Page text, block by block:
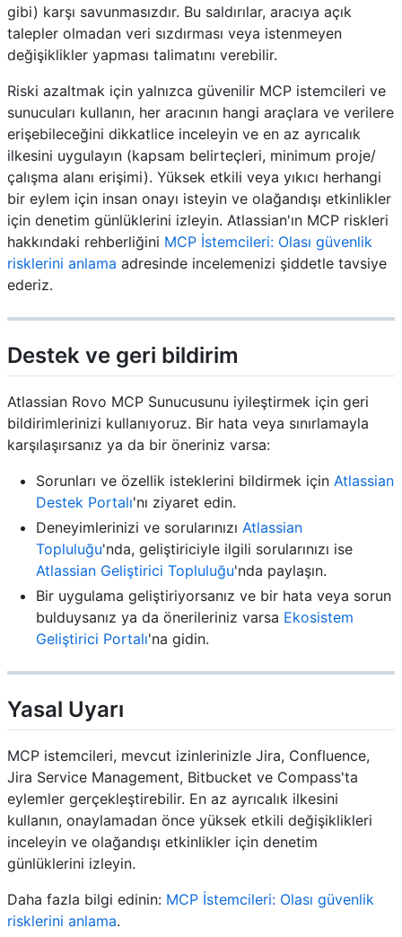
gibi) karşı savunmasızdır. Bu saldırılar, aracıya açık
talepler olmadan veri sızdırması veya istenmeyen
değişiklikler yapması talimatını verebilir.
Riski azaltmak için yalnızca güvenilir MCP istemcileri ve
sunucuları kullanın, her aracının hangi araçlara ve verilere
erişebileceğini dikkatlice inceleyin ve en az ayrıcalık
ilkesini uygulayın (kapsam belirteçleri, minimum proje/
çalışma alanı erişimi). Yüksek etkili veya yıkıcı herhangi
bir eylem için insan onayı isteyin ve olağandışı etkinlikler
için denetim günlüklerini izleyin. Atlassian'ın MCP riskleri
hakkındaki rehberliğini MCP İstemcileri: Olası güvenlik
risklerini anlama adresinde incelemenizi şiddetle tavsiye
ederiz.
Destek ve geri bildirim
Atlassian Rovo MCP Sunucusunu iyileştirmek için geri
bildirimlerinizi kullanıyoruz. Bir hata veya sınırlamayla
karşılaşırsanız ya da bir öneriniz varsa:
Sorunları ve özellik isteklerini bildirmek için Atlassian
Destek Portalı'nı ziyaret edin.
Deneyimlerinizi ve sorularınızı Atlassian
Topluluğu'nda, geliştiriciyle ilgili sorularınızı ise
Atlassian Geliştirici Topluluğu'nda paylaşın.
Bir uygulama geliştiriyorsanız ve bir hata veya sorun
bulduysanız ya da önerileriniz varsa Ekosistem
Geliştirici Portalı'na gidin.
Yasal Uyarı
MCP istemcileri, mevcut izinlerinizle Jira, Confluence,
Jira Service Management, Bitbucket ve Compass'ta
eylemler gerçekleştirebilir. En az ayrıcalık ilkesini
kullanın, onaylamadan önce yüksek etkili değişiklikleri
inceleyin ve olağandışı etkinlikler için denetim
günlüklerini izleyin.
Daha fazla bilgi edinin: MCP İstemcileri: Olası güvenlik
risklerini anlama.